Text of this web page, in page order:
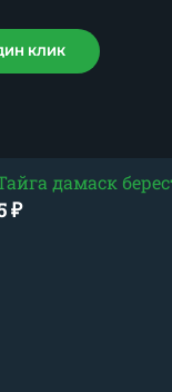
КЛИК
дамаск
₽